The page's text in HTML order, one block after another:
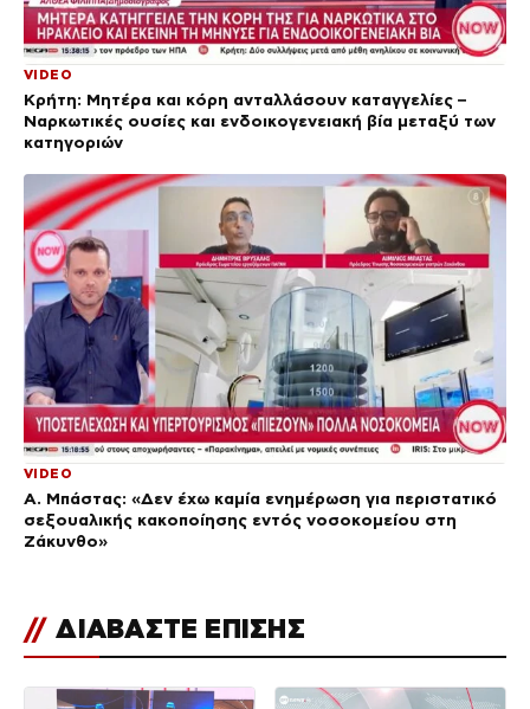
VIDEO
Κρήτη: Μητέρα και κόρη ανταλλάσουν καταγγελίες –
Ναρκωτικές ουσίες και ενδοικογενειακή βία μεταξύ των
κατηγοριών
VIDEO
Α. Μπάστας: «Δεν έχω καμία ενημέρωση για περιστατικό
σεξουαλικής κακοποίησης εντός νοσοκομείου στη
Ζάκυνθο»
// ΔΙΑΒΑΣΤΕ ΕΠΙΣΗΣ